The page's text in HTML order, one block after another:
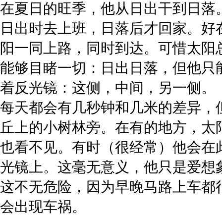
在夏日的旺季，他从日出干到日落
日出时去上班，日落后才回家。
阳一同上路，同时到达。可惜太
能够目睹一切：日出日落，但他
着反光镜：这侧，中间，另一侧。
每天都会有几秒钟和几米的差异
丘上的小树林旁。在有的地方，
也看不见。有时（很经常）他会
光镜上。这毫无意义，他只是爱想
这不无危险，因为早晚马路上车
会出现车祸。